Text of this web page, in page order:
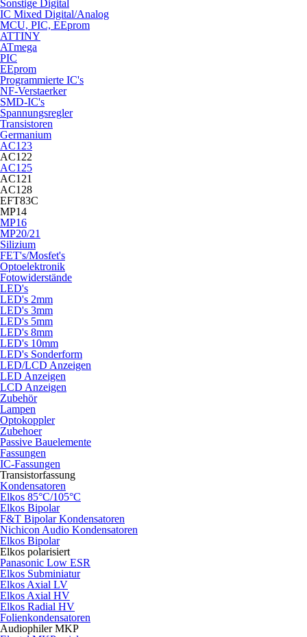
Sonstige Digital
IC Mixed Digital/Analog
MCU, PIC, EEprom
ATTINY
ATmega
PIC
EEprom
Programmierte IC's
NF-Verstaerker
SMD-IC's
Spannungsregler
Transistoren
Germanium
AC123
AC122
AC125
AC121
AC128
EFT83C
MP14
MP16
MP20/21
Silizium
FET's/Mosfet's
Optoelektronik
Fotowiderstände
LED's
LED's 2mm
LED's 3mm
LED's 5mm
LED's 8mm
LED's 10mm
LED's Sonderform
LED/LCD Anzeigen
LED Anzeigen
LCD Anzeigen
Zubehör
Lampen
Optokoppler
Zubehoer
Passive Bauelemente
Fassungen
IC-Fassungen
Transistorfassung
Kondensatoren
Elkos 85°C/105°C
Elkos Bipolar
F&T Bipolar Kondensatoren
Nichicon Audio Kondensatoren
Elkos Bipolar
Elkos polarisiert
Panasonic Low ESR
Elkos Subminiatur
Elkos Axial LV
Elkos Axial HV
Elkos Radial HV
Folienkondensatoren
Audiophiler MKP